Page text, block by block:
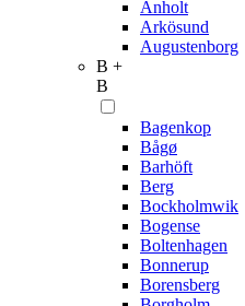
Anholt
Arkösund
Augustenborg
B +
B
Bagenkop
Bågø
Barhöft
Berg
Bockholmwik
Bogense
Boltenhagen
Bonnerup
Borensberg